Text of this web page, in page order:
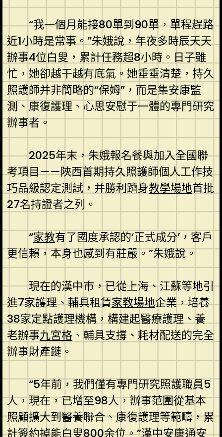
“我一個月能接80單到90單，單程趕路
近1小時是常事。”朱娥說，年夜多時辰天天
辦事4位白叟，累計任務超8小時。日子雖
忙，她卻越干越有底氣。她垂垂清楚，持久
照護師并非簡略的“保姆”，而是集安康監
測、康復護理、心思安慰于一體的專門研究
辦事者。
2025年末，朱娥報名餐與加入全國聯
考項目——陜西首期持久照護師個人工作技
巧品級認定測試，并勝利躋身教學場地首批
27名持證者之列。
“家教有了國度承認的‘正式成分’，客戶
更信賴，本身也感到有莊嚴。”朱娥說。
現在的漢中市，已從上海、江蘇等地引
進7家護理、輔具租賃家教場地企業，培養
38家定點護理機構，構建起醫療護理、養
老辦事九宮格、輔具支撐、耗材配送的完全
辦事財產鏈。
“5年前，我們僅有專門研究照護職員5
人，現在，已增至98人，辦事范圍從基本
照顧擴大到醫養聯合、康復護理等範疇，累
計簽約掉能白叟800余位。”漢中安康通安